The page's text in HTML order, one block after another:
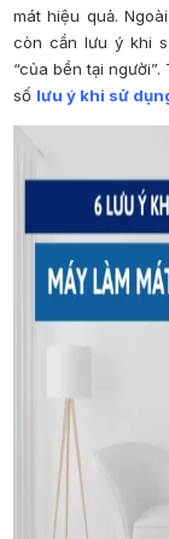
mát hiệu quả.
còn cần lưu ý khi
“của bền tại
số lưu ý khi sử